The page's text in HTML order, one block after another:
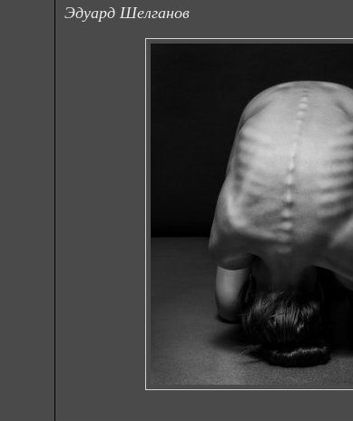
Эдуард Шелганов